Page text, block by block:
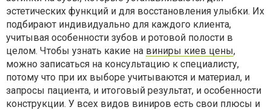
эстетических функций и для восстановления улыбки. Их
подбирают индивидуально для каждого клиента,
учитывая особенности зубов и ротовой полости в
целом. Чтобы узнать какие на виниры киев цены,
можно записаться на консультацию к специалисту,
потому что при их выборе учитываются и материал, и
запросы пациента, и итоговый результат, и особенности
конструкции. У всех видов виниров есть свои плюсы и